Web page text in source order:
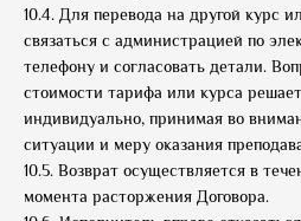
10.4. Для перевода на другой курс
связаться с администрацией по
телефону и согласовать детали.
стоимости тарифа или курса
индивидуально, принимая во
ситуации и меру оказания
10.5. Возврат осуществляется в
момента расторжения Договора.